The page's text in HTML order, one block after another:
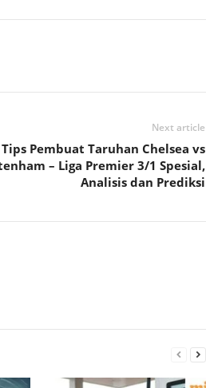
Next article
Tips Pembuat Taruhan Chelsea vs
– Liga Premier 3/1 Spesial,
Analisis dan Prediksi